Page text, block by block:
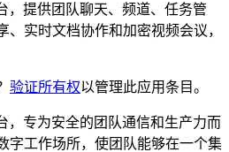
，提供团队聊天、频道、任务管
、实时文档协作和加密视频会议，
验证所有权以管理此应用条目。
，专为安全的团队通信和生产力而
字工作场所，使团队能够在一个集